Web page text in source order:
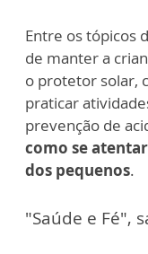
Entre os tópicos
de manter a
o protetor solar,
praticar
prevenção de
como se
dos pequenos.
"Saúde e Fé",